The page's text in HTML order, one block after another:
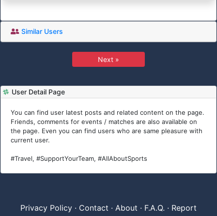
Similar Users
Next »
User Detail Page
You can find user latest posts and related content on the page.
Friends, comments for events / matches are also available on
the page. Even you can find users who are same pleasure with
current user.
#Travel, #SupportYourTeam, #AllAboutSports
Privacy Policy · Contact · About · F.A.Q. · Report